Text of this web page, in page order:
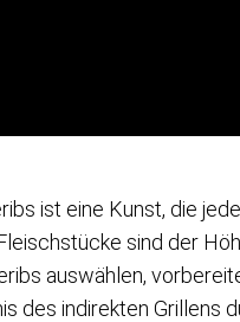
ist eine Kunst, die
sind der
auswählen,
des indirekten Grillens